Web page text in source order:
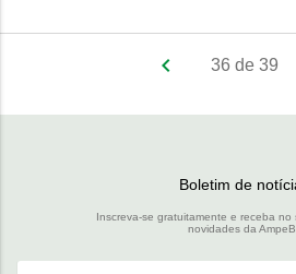
36 de 39
Boletim de
Inscreva-se gratuitamente e receba no
novidades da